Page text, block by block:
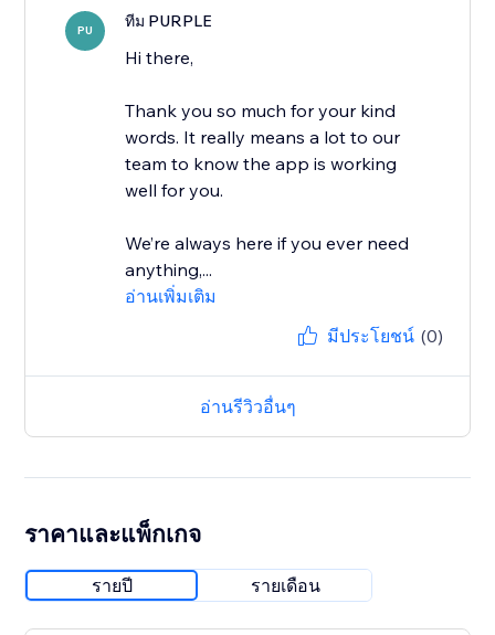
PU ทีม PURPLE
Hi there,
Thank you so much for your kind
words. It really means a lot to our
team to know the app is working
well for you.
We’re always here if you ever need
anything,...
อ่านเพิ่มเติม
มีประโยชน์ (0)
อ่านรีวิวอื่นๆ
ราคาและแพ็กเกจ
รายปี รายเดือน